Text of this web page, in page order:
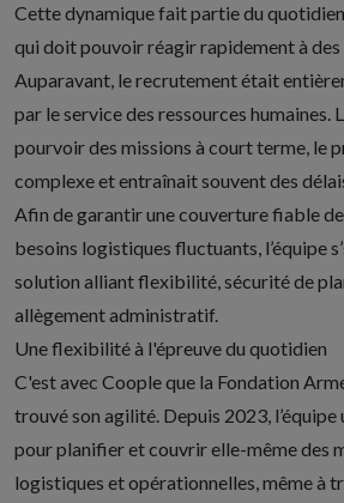
Cette dynamique fait partie du
qui doit pouvoir réagir rapidement à
Auparavant, le recrutement était
par le service des ressources humaines.
pourvoir des missions à court terme, le
complexe et entraînait souvent des
Afin de garantir une couverture fiable
besoins logistiques fluctuants, l’équipe
solution alliant flexibilité, sécurité de
allègement administratif.
Une flexibilité à l'épreuve du quotidien
C'est avec Coople que la Fondation
trouvé son agilité. Depuis 2023,
pour planifier et couvrir elle-même des
logistiques et opérationnelles, même à